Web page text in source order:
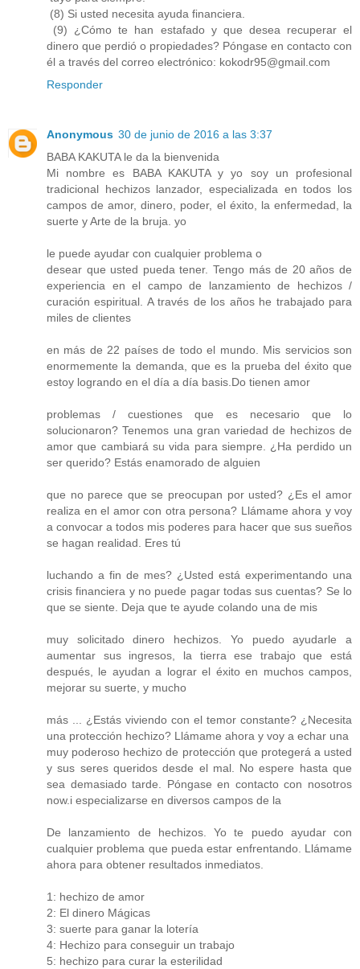
(8) Si usted necesita ayuda financiera.
(9) ¿Cómo te han estafado y que desea recuperar el
dinero que perdió o propiedades? Póngase en contacto con
él a través del correo electrónico: kokodr95@gmail.com
Responder
Anonymous 30 de junio de 2016 a las 3:37
BABA KAKUTA le da la bienvenida
Mi nombre es BABA KAKUTA y yo soy un profesional
tradicional hechizos lanzador, especializada en todos los
campos de amor, dinero, poder, el éxito, la enfermedad, la
suerte y Arte de la bruja. yo
le puede ayudar con cualquier problema o
desear que usted pueda tener. Tengo más de 20 años de
experiencia en el campo de lanzamiento de hechizos /
curación espiritual. A través de los años he trabajado para
miles de clientes
en más de 22 países de todo el mundo. Mis servicios son
enormemente la demanda, que es la prueba del éxito que
estoy logrando en el día a día basis.Do tienen amor
problemas / cuestiones que es necesario que lo
solucionaron? Tenemos una gran variedad de hechizos de
amor que cambiará su vida para siempre. ¿Ha perdido un
ser querido? Estás enamorado de alguien
que no parece que se preocupan por usted? ¿Es el amor
realiza en el amor con otra persona? Llámame ahora y voy
a convocar a todos mis poderes para hacer que sus sueños
se hagan realidad. Eres tú
luchando a fin de mes? ¿Usted está experimentando una
crisis financiera y no puede pagar todas sus cuentas? Se lo
que se siente. Deja que te ayude colando una de mis
muy solicitado dinero hechizos. Yo puedo ayudarle a
aumentar sus ingresos, la tierra ese trabajo que está
después, le ayudan a lograr el éxito en muchos campos,
mejorar su suerte, y mucho
más ... ¿Estás viviendo con el temor constante? ¿Necesita
una protección hechizo? Llámame ahora y voy a echar una
muy poderoso hechizo de protección que protegerá a usted
y sus seres queridos desde el mal. No espere hasta que
sea demasiado tarde. Póngase en contacto con nosotros
now.i especializarse en diversos campos de la
De lanzamiento de hechizos. Yo te puedo ayudar con
cualquier problema que pueda estar enfrentando. Llámame
ahora para obtener resultados inmediatos.
1: hechizo de amor
2: El dinero Mágicas
3: suerte para ganar la lotería
4: Hechizo para conseguir un trabajo
5: hechizo para curar la esterilidad